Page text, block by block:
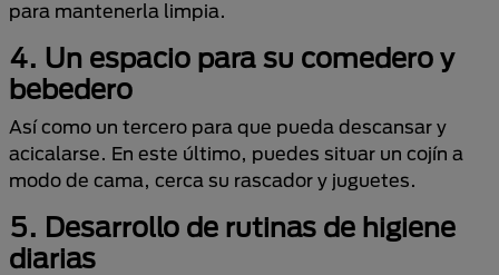
para mantenerla limpia.
4. Un espacio para su comedero y
bebedero
Así como un tercero para que pueda descansar y
acicalarse. En este último, puedes situar un cojín a
modo de cama, cerca su rascador y juguetes.
5. Desarrollo de rutinas de higiene
diarias